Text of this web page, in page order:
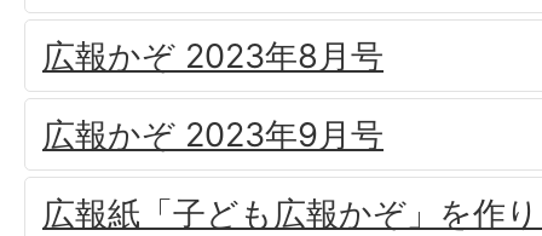
広報かぞ 2023年8月号
広報かぞ 2023年9月号
広報紙「子ども広報かぞ」を作